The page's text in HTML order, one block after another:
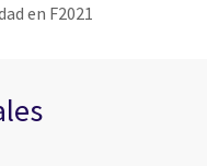
en F2021